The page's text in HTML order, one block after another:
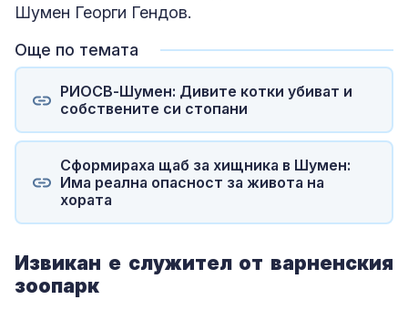
Шумен Георги Гендов.
Още по темата
РИОСВ-Шумен: Дивите котки убиват и
собствените си стопани
Сформираха щаб за хищника в Шумен:
Има реална опасност за живота на
хората
Извикан е служител от варненския
зоопарк